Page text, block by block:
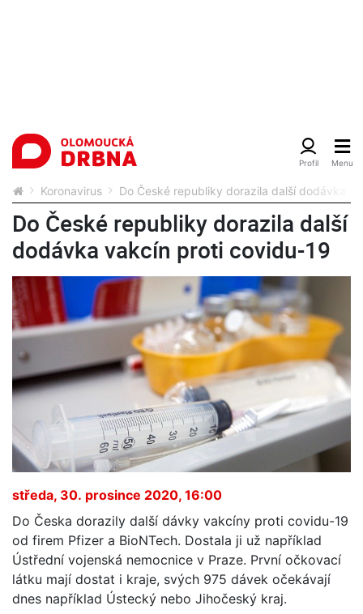
Koronavirus Do České republiky dorazila další dodávka
Do České republiky dorazila další
dodávka vakcín proti covidu-19
středa, 30. prosince 2020, 16:00
Do Česka dorazily další dávky vakcíny proti covidu-19
od firem Pfizer a BioNTech. Dostala ji už například
Ústřední vojenská nemocnice v Praze. První očkovací
látku mají dostat i kraje, svých 975 dávek očekávají
dnes například Ústecký nebo Jihočeský kraj.